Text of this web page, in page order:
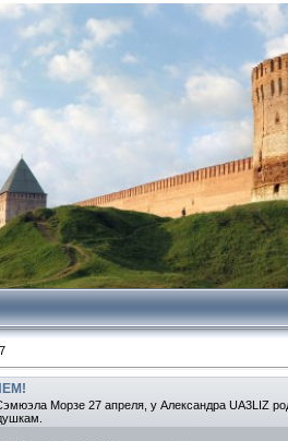
Морзе 27 апреля, у Александра UA3LIZ